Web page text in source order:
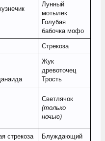
Лунный
мотылек
Голубая
бабочка мофо
Стрекоза
Жук
древоточец
Трость
Светлячок
(только
ночью)
стрекоза
Блуждающий